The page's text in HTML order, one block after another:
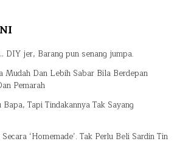
DIY jer, Barang pun senang jumpa.
Dan Lebih Sabar Bila Berdepan
Pemarah
Tapi Tindakannya Tak Sayang
‘Homemade’. Tak Perlu Beli Sardin Tin